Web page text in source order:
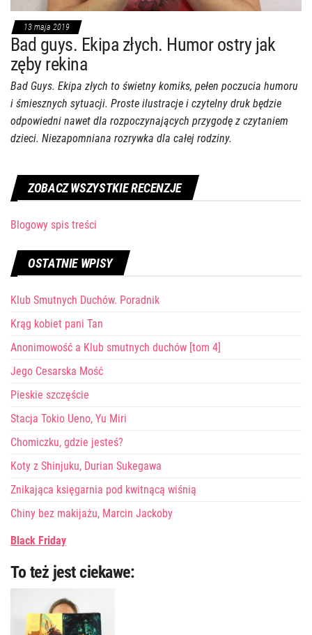
13 maja 2019
Bad guys. Ekipa złych. Humor ostry jak
zęby rekina
Bad Guys. Ekipa złych to świetny komiks, pełen poczucia humoru
i śmiesznych sytuacji. Proste ilustracje i czytelny druk będzie
odpowiedni nawet dla rozpoczynających przygodę z czytaniem
dzieci. Niezapomniana rozrywka dla całej rodziny.
ZOBACZ WSZYSTKIE RECENZJE
Blogowy spis treści
OSTATNIE WPISY
Klub Smutnych Duchów. Poradnik
Krąg kobiet pani Tan
Anonimowość a Klub smutnych duchów [tom 4]
Jego Cesarska Mość
Pieskie szczęście
Stacja Tokio Ueno, Yu Miri
Chomiczku, gdzie jesteś?
Koty z Shinjuku, Durian Sukegawa
Znikająca księgarnia pod kwitnącą wiśnią
Chiny bez makijażu, Marcin Jackoby
Black Friday
To też jest ciekawe: